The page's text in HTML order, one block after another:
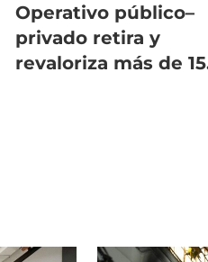
Operativo público–
privado retira y
revaloriza más de 15